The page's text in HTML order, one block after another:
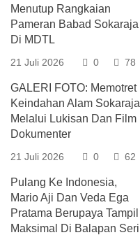
Menutup Rangkaian
Pameran Babad Sokaraja
Di MDTL
21 Juli 2026 0 78
GALERI FOTO: Memotret
Keindahan Alam Sokaraja
Melalui Lukisan Dan Film
Dokumenter
21 Juli 2026 0 62
Pulang Ke Indonesia,
Mario Aji Dan Veda Ega
Pratama Berupaya Tampil
Maksimal Di Balapan Seri